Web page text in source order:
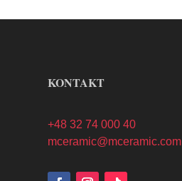
KONTAKT
+48 32 74 000 40
mceramic@mceramic.com